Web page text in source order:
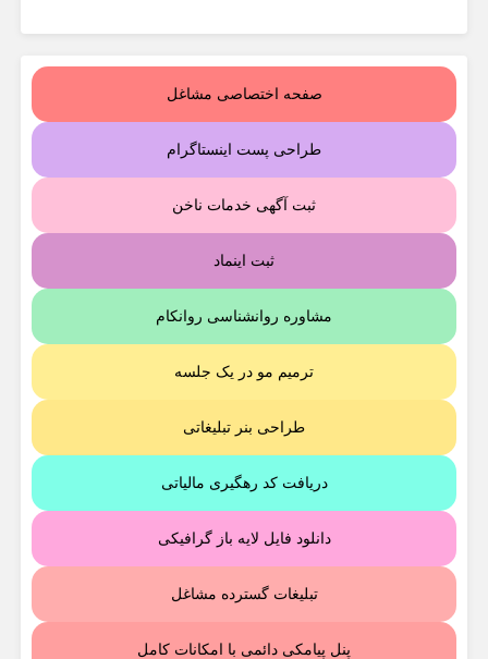
صفحه اختصاصی مشاغل
طراحی پست اینستاگرام
ثبت آگهی خدمات ناخن
ثبت اینماد
مشاوره روانشناسی روانکام
ترمیم مو در یک جلسه
طراحی بنر تبلیغاتی
دریافت کد رهگیری مالیاتی
دانلود فایل لایه باز گرافیکی
تبلیغات گسترده مشاغل
پنل پیامکی دائمی با امکانات کامل